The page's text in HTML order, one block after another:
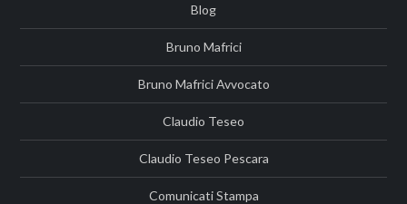
Blog
Bruno Mafrici
Bruno Mafrici Avvocato
Claudio Teseo
Claudio Teseo Pescara
Comunicati Stampa